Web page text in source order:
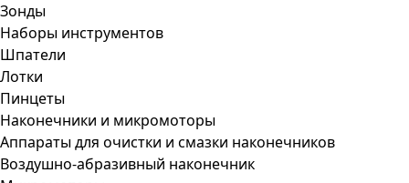
Зонды
Наборы инструментов
Шпатели
Лотки
Пинцеты
Наконечники и микромоторы
Аппараты для очистки и смазки наконечников
Воздушно-абразивный наконечник